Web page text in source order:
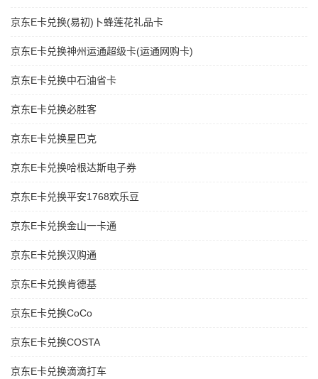
京东E卡兑换(易初)卜蜂莲花礼品卡
京东E卡兑换神州运通超级卡(运通网购卡)
京东E卡兑换中石油省卡
京东E卡兑换必胜客
京东E卡兑换星巴克
京东E卡兑换哈根达斯电子券
京东E卡兑换平安1768欢乐豆
京东E卡兑换金山一卡通
京东E卡兑换汉购通
京东E卡兑换肯德基
京东E卡兑换CoCo
京东E卡兑换COSTA
京东E卡兑换滴滴打车